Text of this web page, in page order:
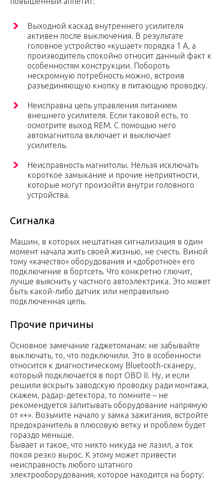
Выходной каскад внутреннего усилителя
активен после выключения. В результате
головное устройство «кушает» порядка 1 А, а
производитель спокойно относит данный факт к
особенностям конструкции. Побороть
нескромную потребность можно, встроив
разъединяющую кнопку в питающую проводку.
Неисправна цепь управления питанием
внешнего усилителя. Если таковой есть, то
осмотрите выход REM. С помощью него
автомагнитола включает и выключает
усилитель.
Неисправность магнитолы. Нельзя исключать
короткое замыкание и прочие неприятности,
которые могут произойти внутри головного
устройства.
Сигналка
Машин, в которых нештатная сигнализация в один
момент начала жить своей жизнью, не счесть. Виной
тому «качество» оборудования и «добротное» его
подключение в бортсеть. Что конкретно глючит,
лучше выяснить у частного автоэлектрика. Это может
быть какой-либо датчик или неправильно
подключенная цепь.
Прочие причины
Основное замечание гаджетоманам: не забывайте
выключать, то, что подключили. Это в особенности
относится к диагностическому Bluetooth-сканеру,
который подключается в порт OBD II. Ну, и если
решили вскрыть заводскую проводку ради монтажа,
скажем, радар-детектора, то помните – не
рекомендуется запитывать оборудование напрямую
от «+». Возьмите начало у замка зажигания, встройте
предохранитель в плюсовую ветку и проблем будет
гораздо меньше.
Бывает и такое, что никто никуда не лазил, а ток
покоя резко вырос. К этому может привести
неисправность любого штатного
электрооборудования, которое находится на борту: